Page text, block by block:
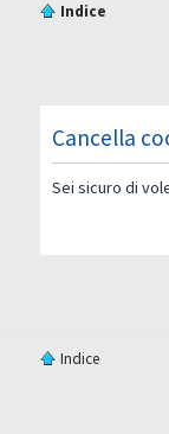
Indice
Cancella
Sei sicuro di
Indice